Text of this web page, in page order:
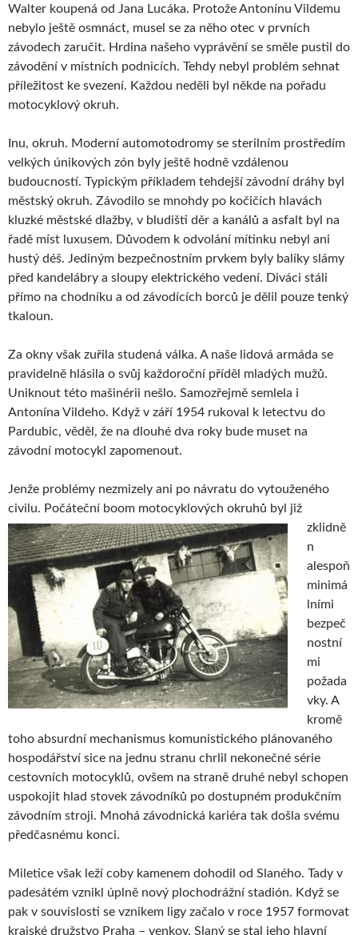
Walter koupená od Jana Lucáka. Protože Antonínu Vildemu
nebylo ještě osmnáct, musel se za něho otec v prvních
závodech zaručit. Hrdina našeho vyprávění se směle pustil do
závodění v místních podnicích. Tehdy nebyl problém sehnat
příležitost ke svezení. Každou neděli byl někde na pořadu
motocyklový okruh.
Inu, okruh. Moderní automotodromy se sterilním prostředím
velkých únikových zón byly ještě hodně vzdálenou
budoucností. Typickým příkladem tehdejší závodní dráhy byl
městský okruh. Závodilo se mnohdy po kočičích hlavách
kluzké městské dlažby, v bludišti děr a kanálů a asfalt byl na
řadě míst luxusem. Důvodem k odvolání mítinku nebyl ani
hustý déš. Jediným bezpečnostním prvkem byly balíky slámy
před kandelábry a sloupy elektrického vedení. Diváci stáli
přímo na chodníku a od závodících borců je dělil pouze tenký
tkaloun.
Za okny však zuřila studená válka. A naše lidová armáda se
pravidelně hlásila o svůj každoroční příděl mladých mužů.
Uniknout této mašinérii nešlo. Samozřejmě semlela i
Antonína Vildeho. Když v září 1954 rukoval k letectvu do
Pardubic, věděl, že na dlouhé dva roky bude muset na
závodní motocykl zapomenout.
Jenže problémy nezmizely ani po návratu do vytouženého
civilu. Počáteční boom motocyklových okruhů byl již
zklidně
n
alespoň
minimá
lními
bezpeč
nostní
mi
požada
vky. A
kromě
toho absurdní mechanismus komunistického plánovaného
hospodářství sice na jednu stranu chrlil nekonečné série
cestovních motocyklů, ovšem na straně druhé nebyl schopen
uspokojit hlad stovek závodníků po dostupném produkčním
závodním stroji. Mnohá závodnická kariéra tak došla svému
předčasnému konci.
Miletice však leží coby kamenem dohodil od Slaného. Tady v
padesátém vznikl úplně nový plochodrážní stadión. Když se
pak v souvislosti se vznikem ligy začalo v roce 1957 formovat
krajské družstvo Praha – venkov, Slaný se stal jeho hlavní